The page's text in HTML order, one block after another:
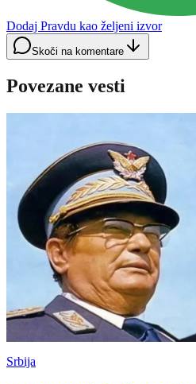
Dodaj Pravdu kao željeni izvor
Skoči na komentare
Povezane vesti
Srbija